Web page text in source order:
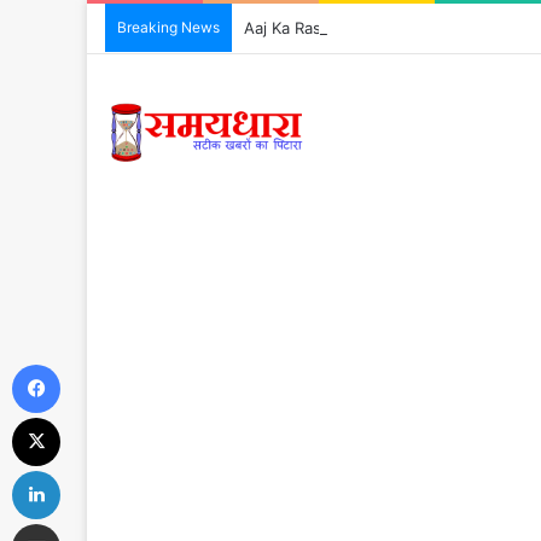
Breaking News Aaj Ka Rashifal 7 August 2026: आज इन 5